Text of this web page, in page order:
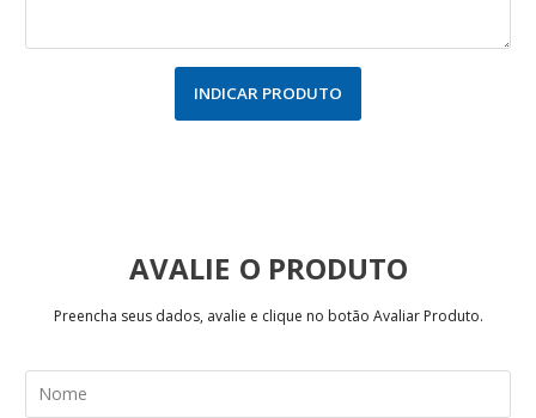
INDICAR PRODUTO
AVALIE
Preencha seus dados, avalie e clique no botão Avaliar Produto.